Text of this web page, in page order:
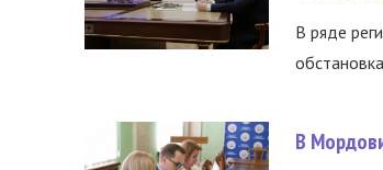
В ряде
В